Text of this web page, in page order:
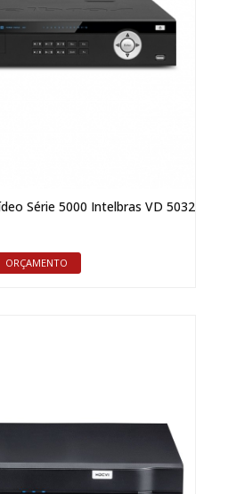
Série 5000 Intelbras VD 5032
ORÇAMENTO